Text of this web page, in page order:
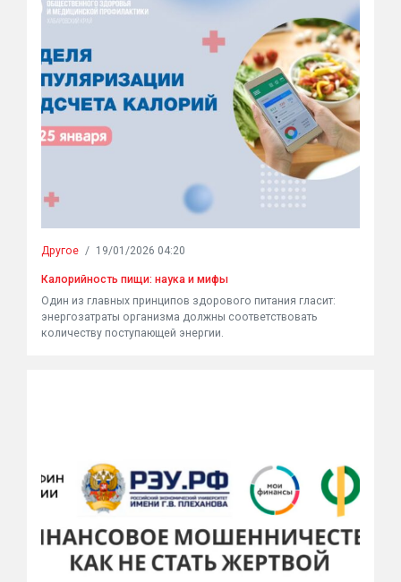
Другое / 19/01/2026 04:20
Калорийность пищи: наука и мифы
Один из главных принципов здорового питания гласит:
энергозатраты организма должны соответствовать
количеству поступающей энергии.